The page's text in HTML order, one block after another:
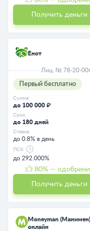
Получить деньги
Енот
Лиц. № 78-20-
Первый бесплатно
Сумма
до 100 000 ₽
Срок
до 180 дней
Ставка
до 0.8% в день
ПСК
до 292.000%
80% —
Получить деньги
Moneyman (Манимен)
онлайн